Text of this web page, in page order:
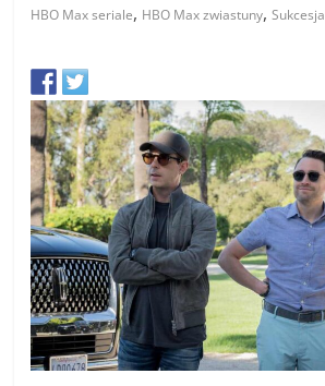
HBO Max seriale, HBO Max zwiastuny,Sukcesja